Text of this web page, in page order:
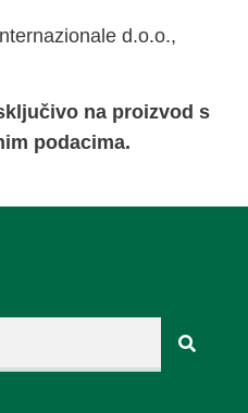
d.o.o.,
na proizvod s
podacima.